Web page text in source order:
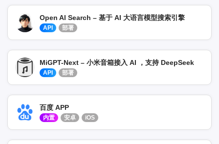
Open AI Search – 基于 AI 大语言模型搜索引擎
API 部署
MiGPT-Next – 小米音箱接入 AI ，支持 DeepSeek
API 部署
百度 APP
内置 安卓 iOS